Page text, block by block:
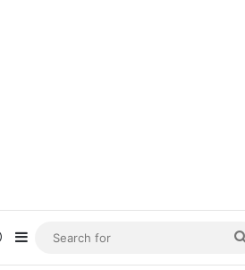
Log InSidebar